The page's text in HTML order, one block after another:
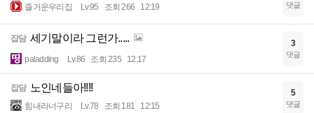
즐거운우리집 Lv.95 조회 266 12:19 댓글
잡담 세기말이라 그런가.....
paladding Lv.86 조회 235 12:17
3
댓글
잡담 노인네들아!!!!
힘내라너구리 Lv.78 조회 181 12:15
5
댓글